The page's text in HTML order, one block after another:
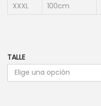
XXXL
100cm
TALLE